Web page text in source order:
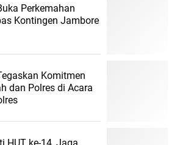
Perkemahan
Kontingen Jambore
Komitmen
dan Polres di Acara